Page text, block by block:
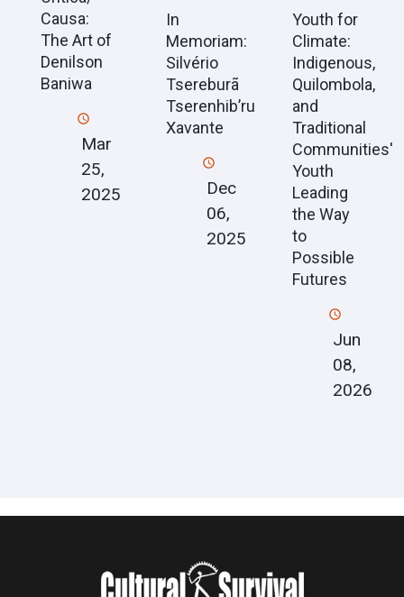
Causa:
The Art of
Denilson
Baniwa
Mar
25,
2025
In
Memoriam:
Silvério
Tsereburã
Tserenhib’ru
Xavante
Dec
06,
2025
Youth for
Climate:
Indigenous,
Quilombola,
and
Traditional
Communities'
Youth
Leading
the Way
to
Possible
Futures
Jun
08,
2026